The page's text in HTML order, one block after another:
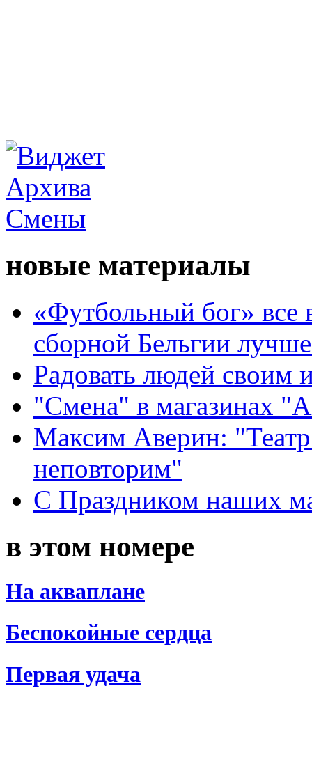
новые материалы
«Футбольный бог» все
сборной Бельгии
Радовать людей своим
"Смена" в магазинах
Максим Аверин:
неповторим"
С Праздником наших
в этом номере
На акваплане
Беспокойные сердца
Первая удача